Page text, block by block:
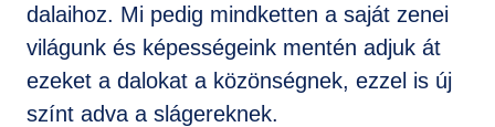
dalaihoz. Mi pedig mindketten a saját zenei
világunk és képességeink mentén adjuk át
ezeket a dalokat a közönségnek, ezzel is új
színt adva a slágereknek.